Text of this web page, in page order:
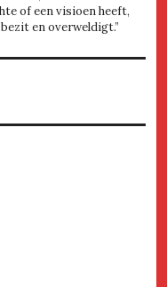
of een visioen heeft,
en overweldigt.”